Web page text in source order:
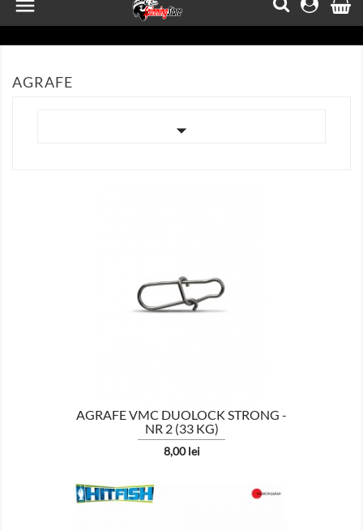

AGRAFE

AGRAFE VMC DUOLOCK STRONG -
NR 2 (33 KG)
Pret
8,00 lei
